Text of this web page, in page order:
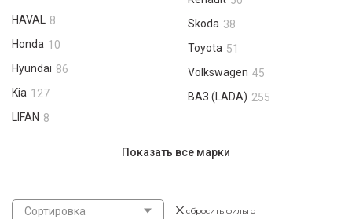
HAVAL
8
Honda 10
Hyundai 86
Kia 127
LIFAN 8
Skoda 38
Toyota 51
Volkswagen 45
ВАЗ (LADA) 255
Показать все марки
Сортировка сбросить фильтр